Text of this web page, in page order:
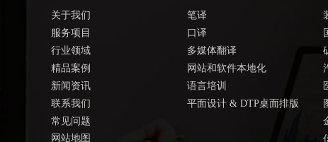
关于我们
服务项目
行业领域
精品案例
新闻资讯
联系我们
常见问题
网站地图
笔译
口译
多媒体翻译
网站和软件本地化
语言培训
平面设计 & DTP桌面排版